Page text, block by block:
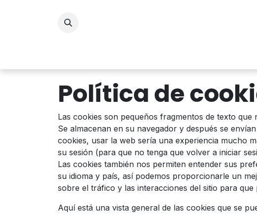
Política de
Las cookies son pequeños fragmentos de texto
Se almacenan en su navegador y después se
cookies, usar la web sería una experiencia mucho
su sesión (para que no tenga que volver a iniciar
Las cookies también nos permiten entender sus
su idioma y país, así podemos proporcionarle un
sobre el tráfico y las interacciones del sitio para
Aquí está una vista general de las cookies que se